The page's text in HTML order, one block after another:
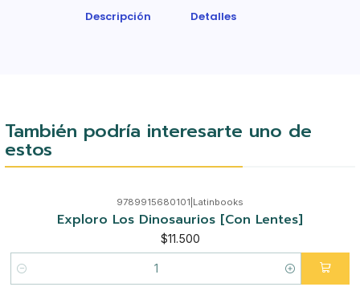
Descripción Detalles
También podría interesarte uno de
estos
9789915680101 Latinbooks
Exploro Los Dinosaurios [Con Lentes]
$11.500
Cantidad